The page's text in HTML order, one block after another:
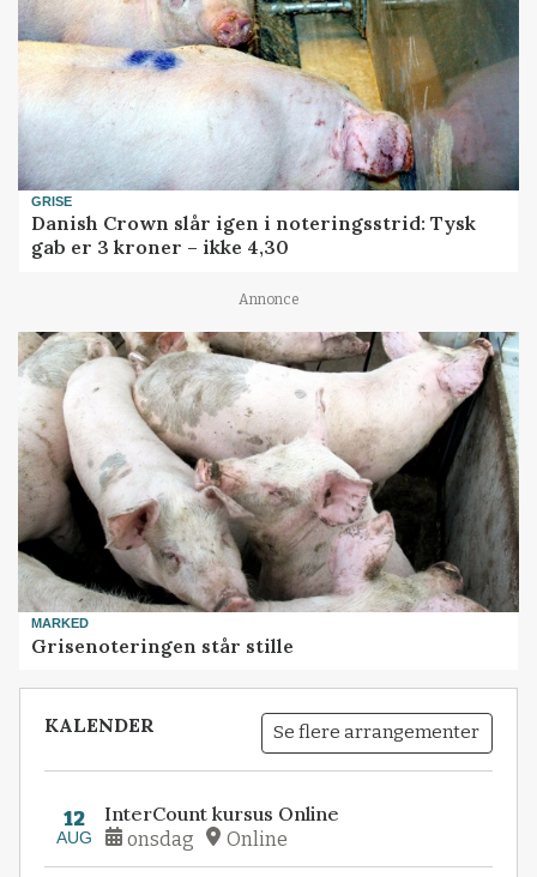
GRISE
Danish Crown slår igen i noteringsstrid: Tysk
gab er 3 kroner – ikke 4,30
Annonce
MARKED
Grisenoteringen står stille
KALENDER Se flere arrangementer
12
AUG
InterCount kursus Online
onsdag Online